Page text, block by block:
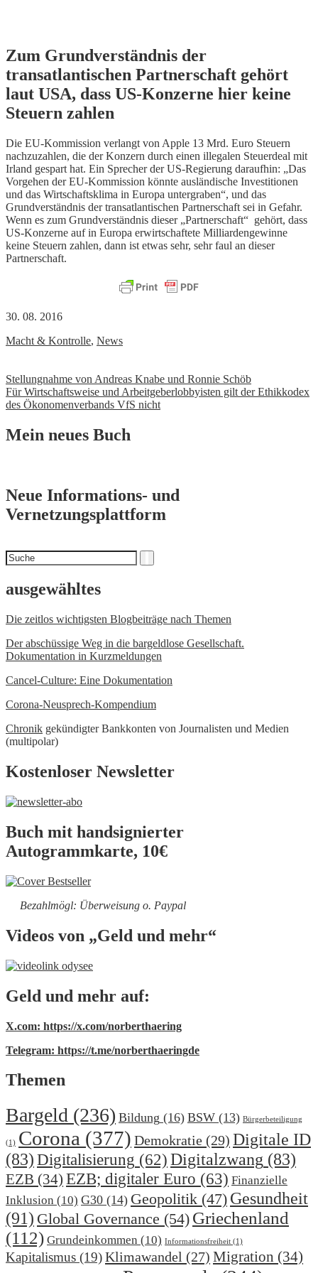
Skip
to
content
Zum Grundverständnis der
transatlantischen Partnerschaft gehört
laut USA, dass US-Konzerne hier keine
Steuern zahlen
Die EU-Kommission verlangt von Apple 13 Mrd. Euro Steuern
nachzuzahlen, die der Konzern durch einen illegalen Steuerdeal mit
Irland gespart hat. Ein Sprecher der US-Regierung daraufhin: „Das
Vorgehen der EU-Kommission könnte ausländische Investitionen
und das Wirtschaftsklima in Europa untergraben“, und das
Grundverständnis der transatlantischen Partnerschaft sei in Gefahr.
Wenn es zum Grundverständnis dieser „Partnerschaft“ gehört, dass
US-Konzerne auf in Europa erwirtschaftete Milliardengewinne
keine Steuern zahlen, dann ist etwas sehr, sehr faul an dieser
Partnerschaft.
30. 08. 2016
Macht & Kontrolle, News
Beitrags-
Navigation
Stellungnahme von Andreas Knabe und Ronnie Schöb
Für Wirtschaftsweise und Arbeitgeberlobbyisten gilt der Ethikkodex
des Ökonomenverbands VfS nicht
Mein neues Buch
Neue Informations- und
Vernetzungsplattform
Suchen
nach
ausgewähltes
Die zeitlos wichtigsten Blogbeiträge nach Themen
Der abschüssige Weg in die bargeldlose Gesellschaft.
Dokumentation in Kurzmeldungen
Cancel-Culture: Eine Dokumentation
Corona-Neusprech-Kompendium
Chronik gekündigter Bankkonten von Journalisten und Medien
(multipolar)
Kostenloser Newsletter
Buch mit handsignierter
Autogrammkarte, 10€
Bezahlmögl: Überweisung o. Paypal
Videos von „Geld und mehr“
Geld und mehr auf:
X.com: https://x.com/norberthaering
Telegram: https://t.me/norberthaeringde
Themen
Bargeld (236) Bildung (16) BSW (13) Bürgerbeteiligung
(1) Corona (377) Demokratie (29) Digitale ID
(83) Digitalisierung (62) Digitalzwang (83)
EZB (34) EZB; digitaler Euro (63) Finanzielle
Inklusion (10) G30 (14) Geopolitik (47) Gesundheit
(91) Global Governance (54) Griechenland
(112) Grundeinkommen (10) Informationsfreiheit (1)
Kapitalismus (19)Klimawandel (27) Migration (34)